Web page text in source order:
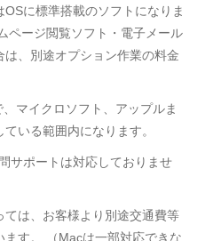
に標準搭載のソフトになりま
ページ閲覧ソフト・電子メール
は、別途オプション作業の料金
マイクロソフト、アップルま
いる範囲内になります。
サポートは対応しておりませ
ては、お客様より別途交通費等
ます。 （Macは一部対応できな